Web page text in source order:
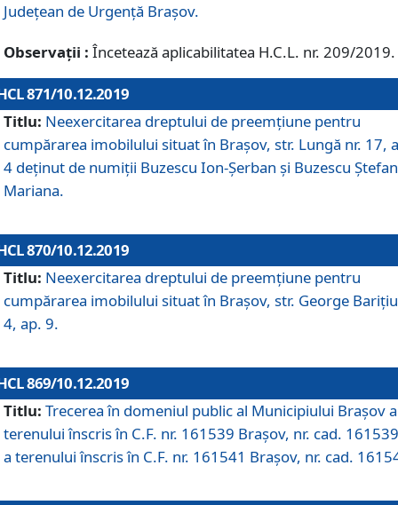
Judeţean de Urgenţă Braşov.
Observații : Încetează aplicabilitatea H.C.L. nr. 209/2019.
871/10.12.2019
Titlu: Neexercitarea dreptului de preemţiune pentru
cumpărarea imobilului situat în Braşov, str. Lungă nr. 17,
4 deţinut de numiţii Buzescu Ion-Şerban și Buzescu
Mariana.
870/10.12.2019
Titlu: Neexercitarea dreptului de preemţiune pentru
cumpărarea imobilului situat în Braşov, str. George
4, ap. 9.
869/10.12.2019
Titlu: Trecerea în domeniul public al Municipiului Braşov a
terenului înscris în C.F. nr. 161539 Brașov, nr. cad.
a terenului înscris în C.F. nr. 161541 Brașov, nr. cad.